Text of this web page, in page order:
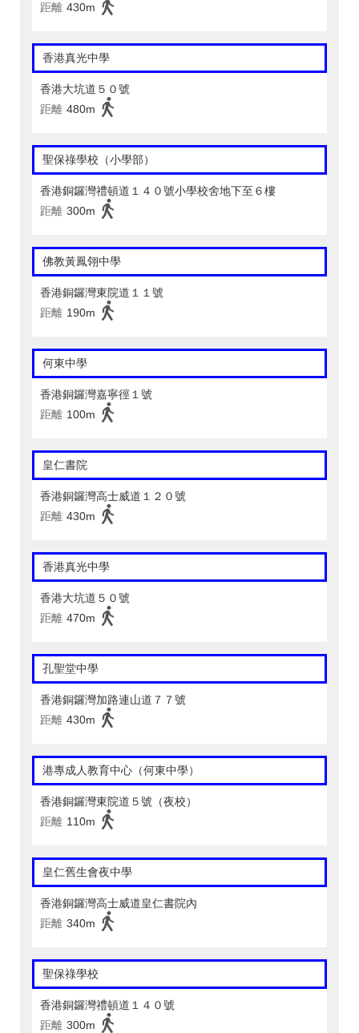
距離 430m
香港真光中學
香港大坑道５０號
距離 480m
聖保祿學校（小學部）
香港銅鑼灣禮頓道１４０號小學校舍地下至６樓
距離 300m
佛教黃鳳翎中學
香港銅鑼灣東院道１１號
距離 190m
何東中學
香港銅鑼灣嘉寧徑１號
距離 100m
皇仁書院
香港銅鑼灣高士威道１２０號
距離 430m
香港真光中學
香港大坑道５０號
距離 470m
孔聖堂中學
香港銅鑼灣加路連山道７７號
距離 430m
港專成人教育中心（何東中學）
香港銅鑼灣東院道５號（夜校）
距離 110m
皇仁舊生會夜中學
香港銅鑼灣高士威道皇仁書院內
距離 340m
聖保祿學校
香港銅鑼灣禮頓道１４０號
距離 300m